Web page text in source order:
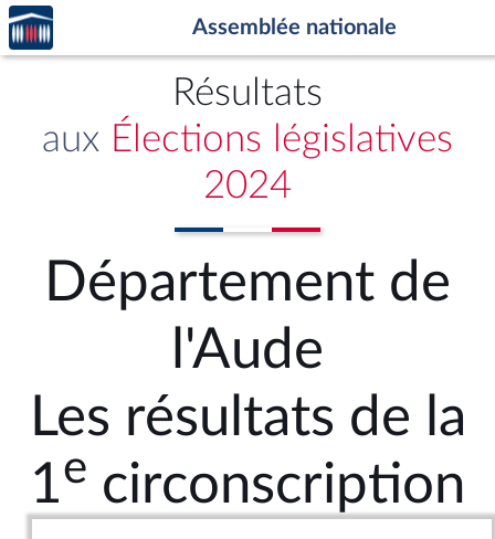
Aller au contenu
Aller en bas de la page
Accèder
à la
page
Assemblée nationale
Résultats
aux Élections législatives
2024
Département de
l'Aude
Les résultats de la
1e circonscription